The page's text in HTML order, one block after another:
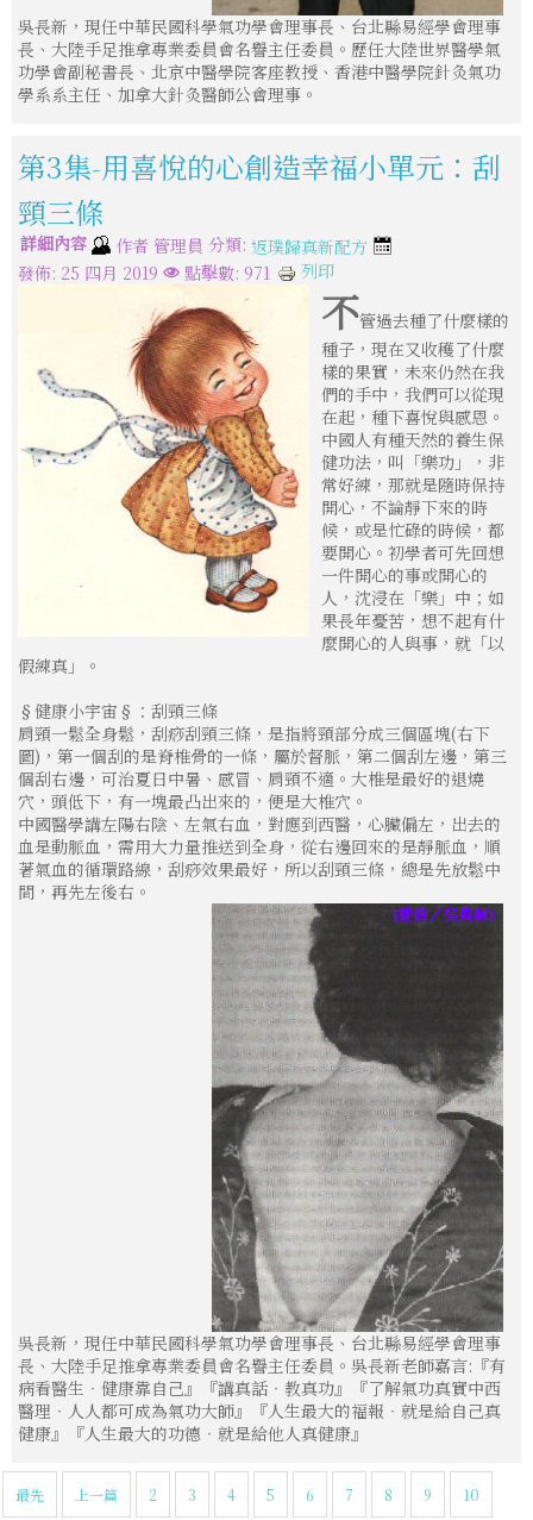
吳長新，現任中華民國科學氣功學會理事長、台北縣易經學會理事
長、大陸手足推拿專業委員會名譽主任委員。歷任大陸世界醫學氣
功學會副秘書長、北京中醫學院客座教授、香港中醫學院針灸氣功
學系系主任、加拿大針灸醫師公會理事。
第3集-用喜悅的心創造幸福小單元：刮
頸三條
詳細內容 作者 管理員 分類: 返璞歸真新配方
發佈: 25 四月 2019
點擊數: 971 列印
不管過去種了什麼樣的
種子，現在又收穫了什麼
樣的果實，未來仍然在我
們的手中，我們可以從現
在起，種下喜悅與感恩。
中國人有種天然的養生保
健功法，叫「樂功」，非
常好練，那就是隨時保持
開心，不論靜下來的時
候，或是忙碌的時候，都
要開心。初學者可先回想
一件開心的事或開心的
人，沈浸在「樂」中；如
果長年憂苦，想不起有什
麼開心的人與事，就「以
假練真」。
§健康小宇宙§：刮頸三條
肩頸一鬆全身鬆，刮痧刮頸三條，是指將頸部分成三個區塊(右下
圖)，第一個刮的是脊椎骨的一條，屬於督脈，第二個刮左邊，第三
個刮右邊，可治夏日中暑、感冒、肩頸不適。大椎是最好的退燒
穴，頭低下，有一塊最凸出來的，便是大椎穴。
中國醫學講左陽右陰、左氣右血，對應到西醫，心臟偏左，出去的
血是動脈血，需用大力量推送到全身，從右邊回來的是靜脈血，順
著氣血的循環路線，刮痧效果最好，所以刮頸三條，總是先放鬆中
間，再先左後右。
吳長新，現任中華民國科學氣功學會理事長、台北縣易經學會理事
長、大陸手足推拿專業委員會名譽主任委員。吳長新老師嘉言:『有
病看醫生‧健康靠自己』『講真話‧教真功』『了解氣功真實中西
醫理‧人人都可成為氣功大師』『人生最大的福報‧就是給自己真
健康』『人生最大的功德‧就是給他人真健康』
最先 上一篇 2 3 4 5 6 7 8 9 10